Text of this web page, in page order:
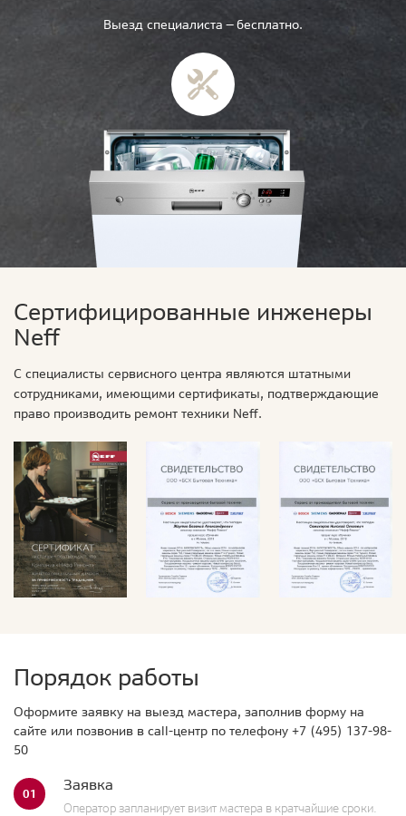
Выезд специалиста — бесплатно.
Сертифицированные инженеры
Neff
С специалисты сервисного центра являются штатными
сотрудниками, имеющими сертификаты, подтверждающие
право производить ремонт техники Neff.
Порядок работы
Оформите заявку на выезд мастера, заполнив форму на
сайте или позвонив в call-центр по телефону +7 (495) 137-98-
50
01 Заявка
Оператор запланирует визит мастера в кратчайшие сроки.